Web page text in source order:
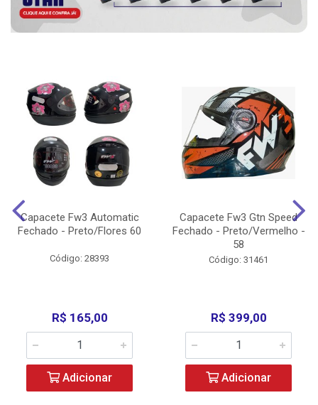
Capacete Fw3 Automatic
Fechado - Preto/Flores 60
Código: 28393
R$ 165,00
Adicionar
Capacete Fw3 Gtn Speed
Fechado - Preto/Vermelho -
58
Código: 31461
R$ 399,00
Adicionar